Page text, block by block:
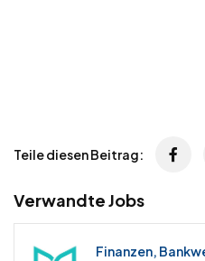
Teile diesen Beitrag:
Verwandte Jobs
Finanzen,